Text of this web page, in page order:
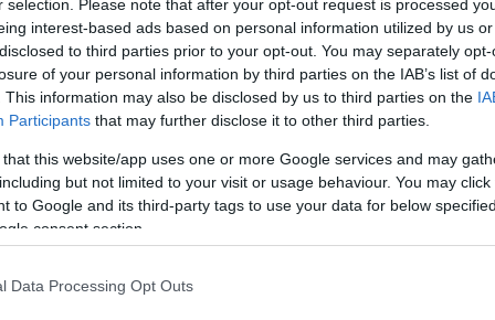
selection. Please note that after your opt-out request is processed
interest-based ads based on personal information utilized by us
to third parties prior to your opt-out. You may separately
of your personal information by third parties on the IAB’s list of
This information may also be disclosed by us to third parties on the
Participants that may further disclose it to other third parties.
that this website/app uses one or more Google services and may
but not limited to your visit or usage behaviour. You may
to Google and its third-party tags to use your data for below
consent section.
Data Processing Opt Outs
szerint ez a megfogalmazás
keleti politikája ellen irányul.
nem sokkal azután került elfogadásra,
szamáriai zsidó települések léte nem ütközik
ismét felreppentek a találgatások, vajon
Szamária bizonyos részeinek, a Jordán-